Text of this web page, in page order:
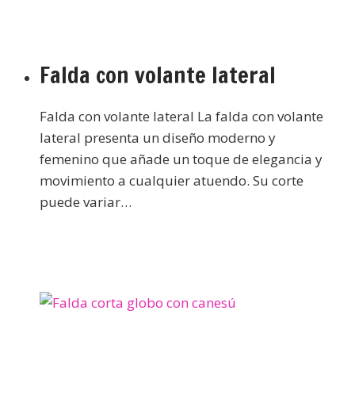
Falda con volante lateral
Falda con volante lateral La falda con volante
lateral presenta un diseño moderno y
femenino que añade un toque de elegancia y
movimiento a cualquier atuendo. Su corte
puede variar…